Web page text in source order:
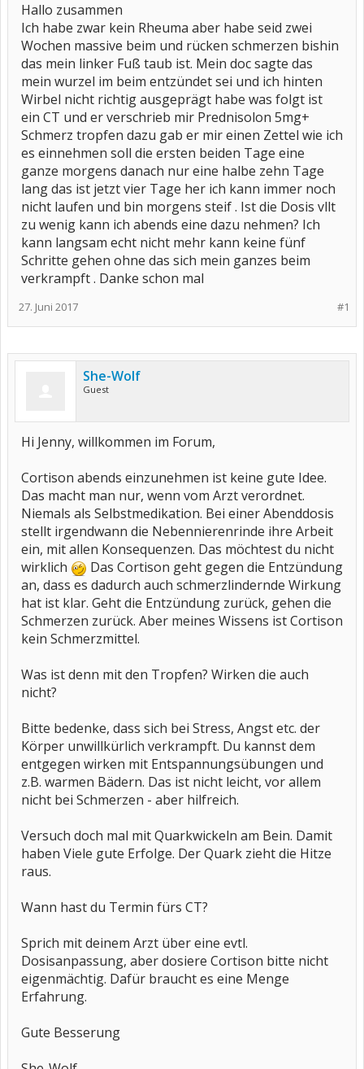
Hallo zusammen
Ich habe zwar kein Rheuma aber habe seid zwei
Wochen massive beim und rücken schmerzen bishin
das mein linker Fuß taub ist. Mein doc sagte das
mein wurzel im beim entzündet sei und ich hinten
Wirbel nicht richtig ausgeprägt habe was folgt ist
ein CT und er verschrieb mir Prednisolon 5mg+
Schmerz tropfen dazu gab er mir einen Zettel wie ich
es einnehmen soll die ersten beiden Tage eine
ganze morgens danach nur eine halbe zehn Tage
lang das ist jetzt vier Tage her ich kann immer noch
nicht laufen und bin morgens steif . Ist die Dosis vllt
zu wenig kann ich abends eine dazu nehmen? Ich
kann langsam echt nicht mehr kann keine fünf
Schritte gehen ohne das sich mein ganzes beim
verkrampft . Danke schon mal
#1
27. Juni 2017
She-Wolf
Guest
Hi Jenny, willkommen im Forum,
Cortison abends einzunehmen ist keine gute Idee.
Das macht man nur, wenn vom Arzt verordnet.
Niemals als Selbstmedikation. Bei einer Abenddosis
stellt irgendwann die Nebennierenrinde ihre Arbeit
ein, mit allen Konsequenzen. Das möchtest du nicht
wirklich
Das Cortison geht gegen die Entzündung
an, dass es dadurch auch schmerzlindernde Wirkung
hat ist klar. Geht die Entzündung zurück, gehen die
Schmerzen zurück. Aber meines Wissens ist Cortison
kein Schmerzmittel.
Was ist denn mit den Tropfen? Wirken die auch
nicht?
Bitte bedenke, dass sich bei Stress, Angst etc. der
Körper unwillkürlich verkrampft. Du kannst dem
entgegen wirken mit Entspannungsübungen und
z.B. warmen Bädern. Das ist nicht leicht, vor allem
nicht bei Schmerzen - aber hilfreich.
Versuch doch mal mit Quarkwickeln am Bein. Damit
haben Viele gute Erfolge. Der Quark zieht die Hitze
raus.
Wann hast du Termin fürs CT?
Sprich mit deinem Arzt über eine evtl.
Dosisanpassung, aber dosiere Cortison bitte nicht
eigenmächtig. Dafür braucht es eine Menge
Erfahrung.
Gute Besserung